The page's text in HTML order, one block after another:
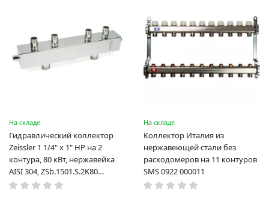
На складе
Гидравлический коллектор
Zeissler 1 1/4" х 1" НР на 2
контура, 80 кВт, нержавейка
AISI 304, ZSb.1501.S.2K80
разделитель
На складе
Коллектор Италия из
нержавеющей стали без
расходомеров на 11 контуров
SMS 0922 000011